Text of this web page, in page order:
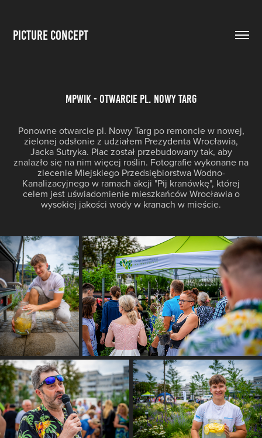
PICTURE CONCEPT
mpwIK - Otwarcie PL. NOWY TARG
Ponowne otwarcie pl. Nowy Targ po remoncie w nowej,
zielonej odsłonie z udziałem Prezydenta Wrocławia,
Jacka Sutryka. Plac został przebudowany tak, aby
znalazło się na nim więcej roślin. Fotografie wykonane na
zlecenie Miejskiego Przedsiębiorstwa Wodno-
Kanalizacyjnego w ramach akcji "Pij kranówkę", której
celem jest uświadomienie mieszkańców Wrocławia o
wysokiej jakości wody w kranach w mieście.